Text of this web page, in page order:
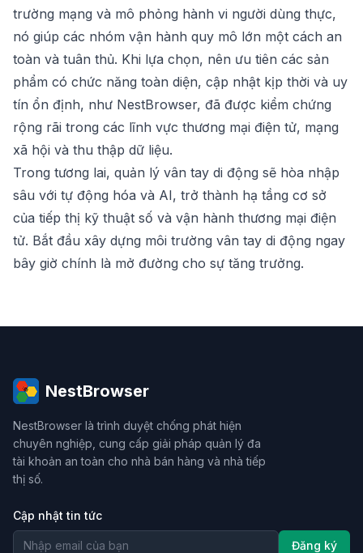
trường mạng và mô phỏng hành vi người dùng thực,
nó giúp các nhóm vận hành quy mô lớn một cách an
toàn và tuân thủ. Khi lựa chọn, nên ưu tiên các sản
phẩm có chức năng toàn diện, cập nhật kịp thời và uy
tín ổn định, như NestBrowser, đã được kiểm chứng
rộng rãi trong các lĩnh vực thương mại điện tử, mạng
xã hội và thu thập dữ liệu.
Trong tương lai, quản lý vân tay di động sẽ hòa nhập
sâu với tự động hóa và AI, trở thành hạ tầng cơ sở
của tiếp thị kỹ thuật số và vận hành thương mại điện
tử. Bắt đầu xây dựng môi trường vân tay di động ngay
bây giờ chính là mở đường cho sự tăng trưởng.
NestBrowser
NestBrowser là trình duyệt chống phát hiện
chuyên nghiệp, cung cấp giải pháp quản lý đa
tài khoản an toàn cho nhà bán hàng và nhà tiếp
thị số.
Cập nhật tin tức
Đăng ký